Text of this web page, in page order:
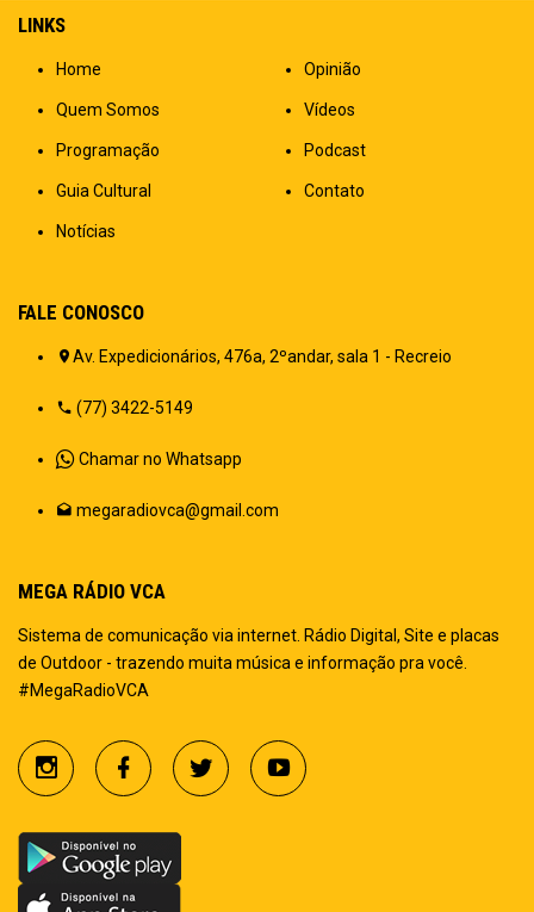
LINKS
Home
Quem Somos
Programação
Guia Cultural
Notícias
Opinião
Vídeos
Podcast
Contato
FALE CONOSCO
Av. Expedicionários, 476a, 2ºandar, sala 1 - Recreio
(77) 3422-5149
Chamar no Whatsapp
megaradiovca@gmail.com
MEGA RÁDIO VCA
Sistema de comunicação via internet. Rádio Digital, Site e placas
de Outdoor - trazendo muita música e informação pra você.
#MegaRadioVCA